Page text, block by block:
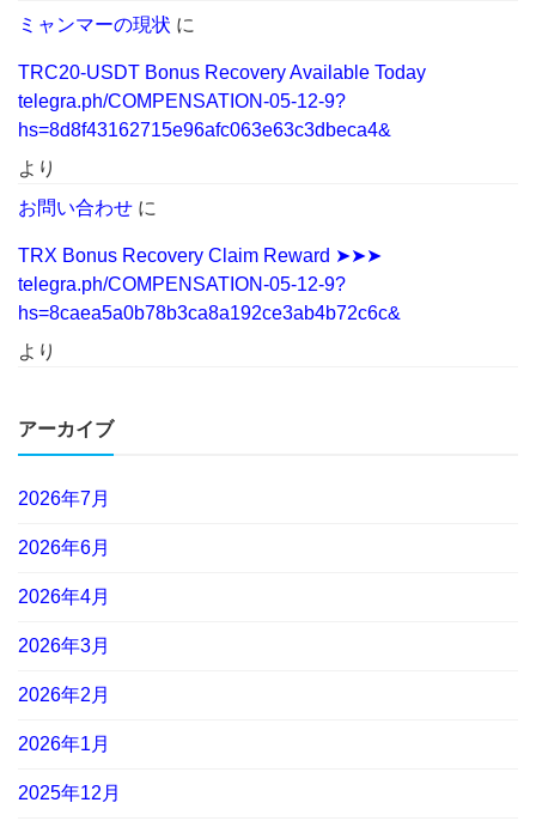
ミャンマーの現状 に
TRC20-USDT Bonus Recovery Available Today
telegra.ph/COMPENSATION-05-12-9?
hs=8d8f43162715e96afc063e63c3dbeca4&
より
お問い合わせ に
TRX Bonus Recovery Claim Reward ➤➤➤
telegra.ph/COMPENSATION-05-12-9?
hs=8caea5a0b78b3ca8a192ce3ab4b72c6c&
より
アーカイブ
2026年7月
2026年6月
2026年4月
2026年3月
2026年2月
2026年1月
2025年12月